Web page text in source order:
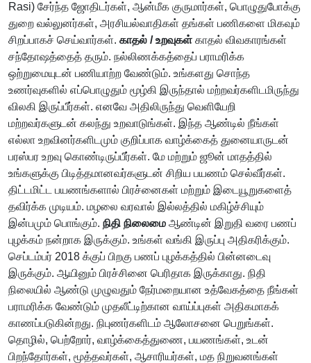
Rasi) சேர்ந்த ஜோதிடர்கள், ஆன்மீக குருமார்கள், பொழுதுபோக்கு
துறை வல்லுனர்கள், அரசியல்வாதிகள் தங்கள் பணிகளை மிகவும்
சிறப்பாகச் செய்வார்கள். காதல் / உறவுகள் காதல் விவகாரங்கள்
சந்தோஷத்தைத் தரும். நல்லிணக்கத்தைப் பராமரிக்க
ஒற்றுமையுடன் பணியாற்ற வேண்டும். உங்களது சொந்த
உணர்வுகளில் எப்பொழுதும் மூழ்கி இருந்தால் மற்றவர்களிடமிருந்து
விலகி இருப்பீர்கள். எனவே அதிலிருந்து வெளியேறி
மற்றவர்களுடன் கலந்து உறவாடுங்கள். இந்த ஆண்டில் நீங்கள்
எல்லா உறவினர்களிடமும் குறிப்பாக வாழ்க்கைத் துனையாருடன்
பரஸ்பர உறவு கொண்டிருப்பீர்கள். மே மற்றும் ஜூன் மாதத்தில்
உங்களுக்கு பிடித்தமானவர்களுடன் சிறிய பயணம் செல்வீர்கள்.
திட்டமிட்ட பயணங்களால் பிரச்னைகள் மற்றும் இடையூறுகளைத்
தவிர்க்க முடியம். மழலை வரவால் இல்லத்தில் மகிழ்ச்சியும்
இன்பமும் பொங்கும். நிதி நிலைமை ஆண்டின் இறுதி வரை பணப்
புழக்கம் நன்றாக இருக்கும். உங்கள் வங்கி இருப்பு அதிகரிக்கும்.
செப்டம்பர் 2018 க்குப் பிறகு பணப் புழக்கத்தில் பின்னடைவு
இருக்கும். ஆயினும் பிரச்சினை பெரிதாக இருக்காது. நிதி
நிலையில் ஆண்டு முழுவதும் நேர்மறையான உத்வேகத்தை நீங்கள்
பராமரிக்க வேண்டும் முதலீட்டிற்கான வாய்ப்புகள் அதிகமாகக்
காணப்படுகின்றது. நிபுணர்களிடம் ஆலோசனை பெறுங்கள்.
தொழில், பெற்றோர், வாழ்க்கைத்துணை, பயணங்கள், உடன்
பிறந்தோர்கள், மூத்தவர்கள், ஆசாரியர்கள், மத நிறுவனங்கள்